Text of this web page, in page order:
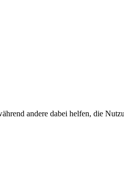
andere dabei helfen, die